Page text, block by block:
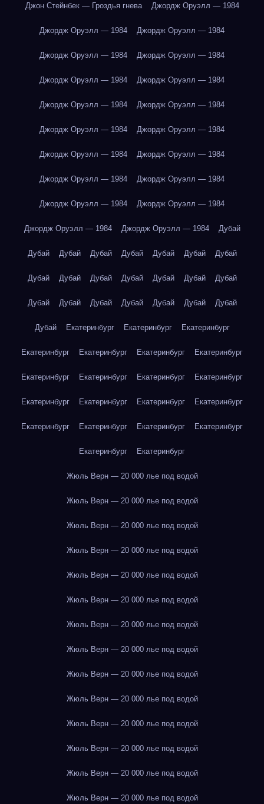
Джон Стейнбек — Гроздья гнева Джордж Оруэлл — 1984
Джордж Оруэлл — 1984 Джордж Оруэлл — 1984
Джордж Оруэлл — 1984 Джордж Оруэлл — 1984
Джордж Оруэлл — 1984 Джордж Оруэлл — 1984
Джордж Оруэлл — 1984 Джордж Оруэлл — 1984
Джордж Оруэлл — 1984 Джордж Оруэлл — 1984
Джордж Оруэлл — 1984 Джордж Оруэлл — 1984
Джордж Оруэлл — 1984 Джордж Оруэлл — 1984
Джордж Оруэлл — 1984 Джордж Оруэлл — 1984
Джордж Оруэлл — 1984 Джордж Оруэлл — 1984 Дубай
Дубай Дубай Дубай Дубай Дубай Дубай Дубай
Дубай Дубай Дубай Дубай Дубай Дубай Дубай
Дубай Дубай Дубай Дубай Дубай Дубай Дубай
Дубай Екатеринбург Екатеринбург Екатеринбург
Екатеринбург Екатеринбург Екатеринбург Екатеринбург
Екатеринбург Екатеринбург Екатеринбург Екатеринбург
Екатеринбург Екатеринбург Екатеринбург Екатеринбург
Екатеринбург Екатеринбург Екатеринбург Екатеринбург
Екатеринбург Екатеринбург
Жюль Верн — 20 000 лье под водой
Жюль Верн — 20 000 лье под водой
Жюль Верн — 20 000 лье под водой
Жюль Верн — 20 000 лье под водой
Жюль Верн — 20 000 лье под водой
Жюль Верн — 20 000 лье под водой
Жюль Верн — 20 000 лье под водой
Жюль Верн — 20 000 лье под водой
Жюль Верн — 20 000 лье под водой
Жюль Верн — 20 000 лье под водой
Жюль Верн — 20 000 лье под водой
Жюль Верн — 20 000 лье под водой
Жюль Верн — 20 000 лье под водой
Жюль Верн — 20 000 лье под водой